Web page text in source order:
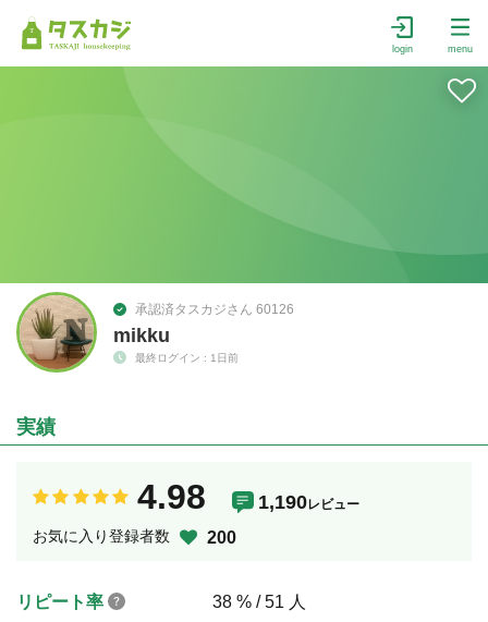
login menu
承認済タスカジさん 60126
mikku
最終ログイン : 1日前
実績
4.98 1,190レビュー
お気に入り登録者数 200
リピート率 38 % / 51 人